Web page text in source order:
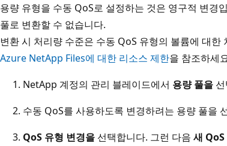
용량 유형을 수동 QoS로 설정하는 것은 영구적 변경
풀로 변환할 수 없습니다.
변환 시 처리량 수준은 수동 QoS 유형의 볼륨에 대
Azure NetApp Files에 대한 리소스 제한을 참조하세
NetApp 계정의 관리 블레이드에서 용량 풀을
수동 QoS를 사용하도록 변경하려는 용량 풀을
QoS 유형 변경을 선택합니다. 그런 다음 새 QoS